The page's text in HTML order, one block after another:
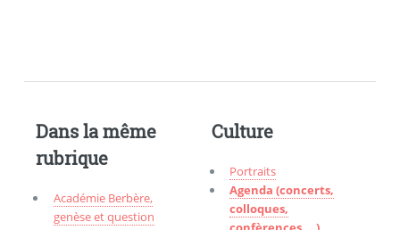
Dans la même
rubrique
Académie Berbère,
genèse et question
Culture
Portraits
Agenda (concerts,
colloques,